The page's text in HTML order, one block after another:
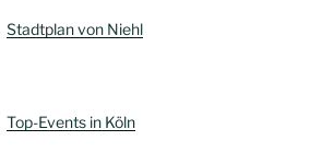
Stadtplan von Niehl
Top-Events in Köln